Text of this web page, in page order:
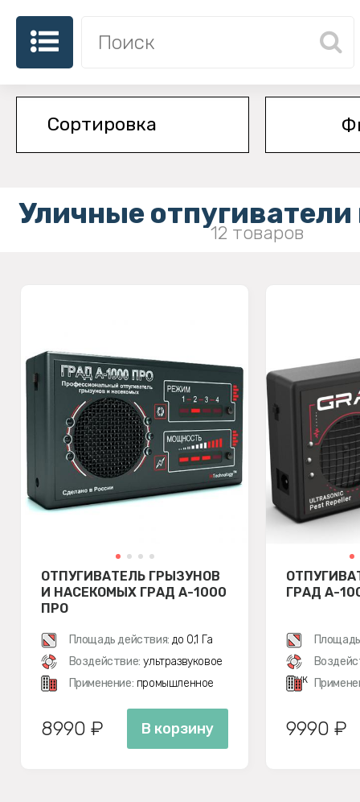
Уличные
12 товаров
ОТПУГИВАТЕЛЬ ГРЫЗУНОВ
И НАСЕКОМЫХ ГРАД А-1000
ПРО
Площадь действия: до 0,1 Га
Воздействие: ультразвуковое
Применение: промышленное
8990 ₽ В корзину
ГРАД А-
звук
9990 ₽